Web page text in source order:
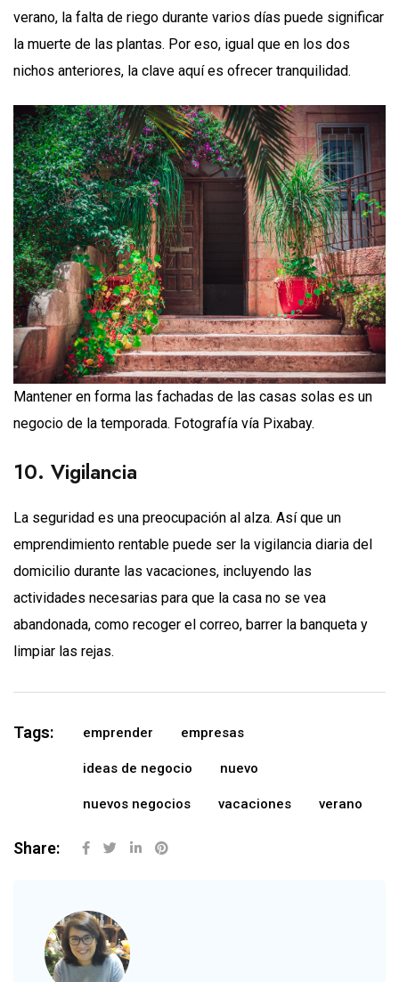
verano, la falta de riego durante varios días puede significar
la muerte de las plantas. Por eso, igual que en los dos
nichos anteriores, la clave aquí es ofrecer tranquilidad.
Mantener en forma las fachadas de las casas solas es un
negocio de la temporada. Fotografía vía Pixabay.
10. Vigilancia
La seguridad es una preocupación al alza. Así que un
emprendimiento rentable puede ser la vigilancia diaria del
domicilio durante las vacaciones, incluyendo las
actividades necesarias para que la casa no se vea
abandonada, como recoger el correo, barrer la banqueta y
limpiar las rejas.
Tags: emprender empresas
ideas de negocio nuevo
nuevos negocios vacaciones verano
Share: